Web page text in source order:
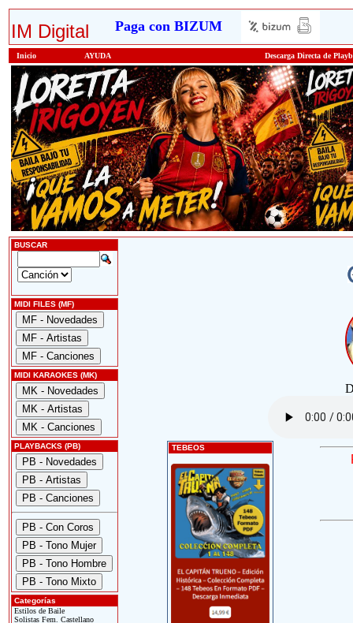
IM Digital Paga con BIZUM
Inicio AYUDA Descarga Directa de
BUSCAR
MIDI FILES (MF)
MIDI KARAOKES (MK)
PLAYBACKS (PB)
Categorías
Estilos de Baile
Solistas Fem. Castellano
TEBEOS